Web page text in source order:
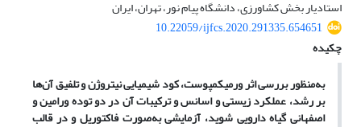
استادیار بخش کشاورزی، دانشگاه پیام نور، تهران، ایران
10.22059/ijfcs.2020.291335.654651
چکیده
به‌منظور بررسی اثر ورمی­کمپوست، کود شیمیایی نیتروژن و تلفیق آن‌ها
بر رشد، عملکرد زیستی و اسانس و ترکیبات آن در دو توده ورامین و
اصفهانی گیاه دارویی شوید، آزمایشی به‌صورت فاکتوریل و در قالب